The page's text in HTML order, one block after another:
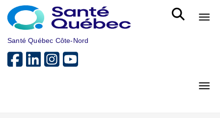
Aller au menu principal
Santé Québec Côte-Nord